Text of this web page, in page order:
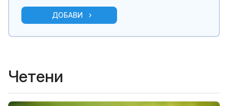
ДОБАВИ
Четени